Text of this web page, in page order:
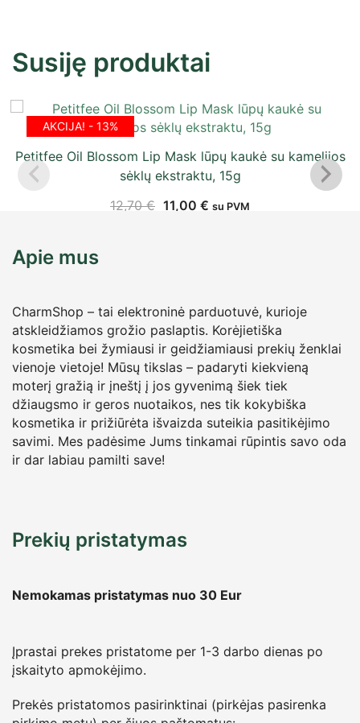
Susiję produktai
AKCIJA! - 13%
Petitfee Oil Blossom Lip Mask lūpų kaukė su kamelijos
sėklų ekstraktu, 15g
12,70€ 11,00 € su PVM
Apie mus
CharmShop – tai elektroninė parduotuvė, kurioje
atskleidžiamos grožio paslaptis. Korėjietiška
kosmetika bei žymiausi ir geidžiamiausi prekių ženklai
vienoje vietoje! Mūsų tikslas – padaryti kiekvieną
moterį gražią ir įneštį į jos gyvenimą šiek tiek
džiaugsmo ir geros nuotaikos, nes tik kokybiška
kosmetika ir prižiūrėta išvaizda suteikia pasitikėjimo
savimi. Mes padėsime Jums tinkamai rūpintis savo oda
ir dar labiau pamilti save!
Prekių pristatymas
Nemokamas pristatymas nuo 30 Eur
Įprastai prekes pristatome per 1-3 darbo dienas po
įskaityto apmokėjimo.
Prekės pristatomos pasirinktinai (pirkėjas pasirenka